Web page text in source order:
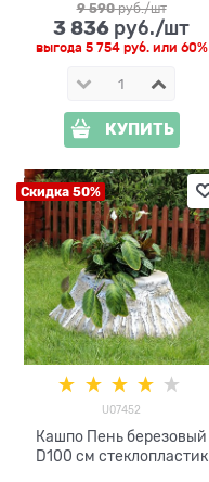
9 590 руб./шт
3 836 руб./шт
выгода 5 754 руб.или 60%
КУПИТЬ
Скидка 50%
U07452
Кашпо Пень березовый
D100 см стеклопластик